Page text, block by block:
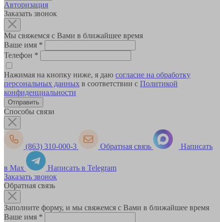
Авторизация
Заказать звонок
Мы свяжемся с Вами в ближайшее время
Ваше имя *
Телефон *
Нажимая на кнопку ниже, я даю согласие на обработку
персональных данных в соответствии с Политикой
конфиденциальности
Способы связи
(863) 310-000-3 Обратная связь Написать
в Max
Написать в Telegram
Заказать звонок
Обратная связь
Заполните форму, и мы свяжемся с Вами в ближайшее время
Ваше имя *